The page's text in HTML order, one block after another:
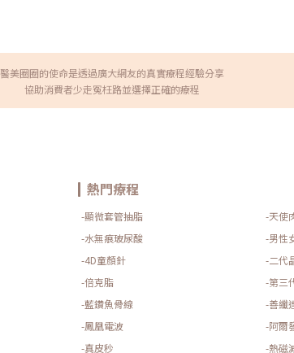
醫美圈圈的使命是透過廣大網友的真實療程經驗分享
協助消費者少走冤枉路並選擇正確的療程
熱門療程
-顯微套管抽脂
-天使
-水無痕玻尿酸
-男性
-4D童顏針
-二代
-倍克脂
-第三
-藍鑽魚骨線
-善纖
-鳳凰電波
-阿爾
-真皮秒
-熱磁